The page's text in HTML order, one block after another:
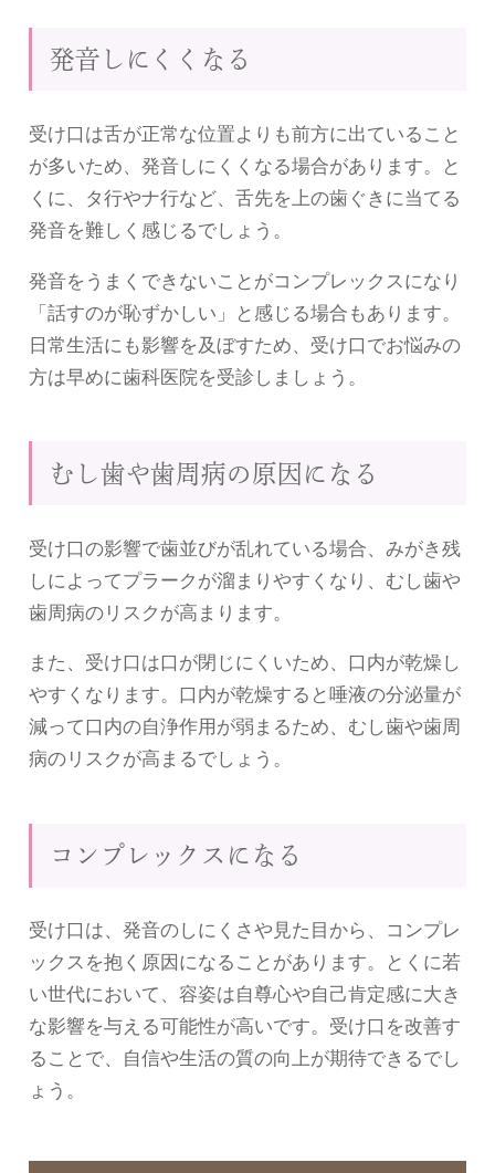
発音しにくくなる
受け口は舌が正常な位置よりも前方に出ていること
が多いため、発音しにくくなる場合があります。と
くに、タ行やナ行など、舌先を上の歯ぐきに当てる
発音を難しく感じるでしょう。
発音をうまくできないことがコンプレックスになり
「話すのが恥ずかしい」と感じる場合もあります。
日常生活にも影響を及ぼすため、受け口でお悩みの
方は早めに歯科医院を受診しましょう。
むし歯や歯周病の原因になる
受け口の影響で歯並びが乱れている場合、みがき残
しによってプラークが溜まりやすくなり、むし歯や
歯周病のリスクが高まります。
また、受け口は口が閉じにくいため、口内が乾燥し
やすくなります。口内が乾燥すると唾液の分泌量が
減って口内の自浄作用が弱まるため、むし歯や歯周
病のリスクが高まるでしょう。
コンプレックスになる
受け口は、発音のしにくさや見た目から、コンプレ
ックスを抱く原因になることがあります。とくに若
い世代において、容姿は自尊心や自己肯定感に大き
な影響を与える可能性が高いです。受け口を改善す
ることで、自信や生活の質の向上が期待できるでし
ょう。